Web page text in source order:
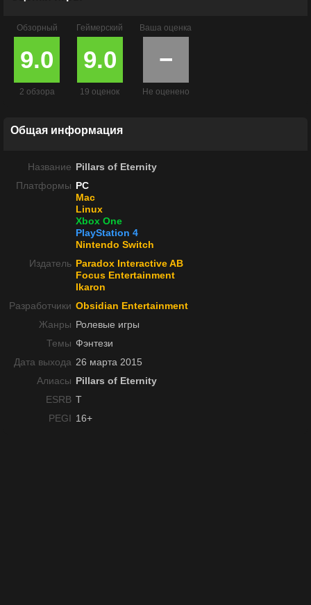
Обзорный
9.0
2 обзора
Геймерский
9.0
19 оценок
Ваша оценка
−
Не оценено
Общая информация
Название Pillars of Eternity
Платформы PC
Mac
Linux
Xbox One
PlayStation 4
Nintendo Switch
Издатель Paradox Interactive AB
Focus Entertainment
Ikaron
Разработчики Obsidian Entertainment
Жанры Ролевые игры
Темы Фэнтези
Дата выхода 26 марта 2015
Алиасы Pillars of Eternity
ESRB T
PEGI 16+